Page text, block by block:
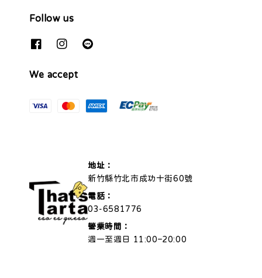
Follow us
We accept
地址：
新竹縣竹北市成功十街60號
電話：
03-6581776
營業時間：
週一至週日 11:00–20:00